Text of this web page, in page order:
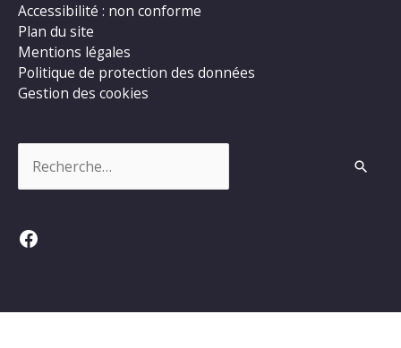
Accessibilité : non conforme
Plan du site
Mentions légales
Politique de protection des données
Gestion des cookies
Facebook